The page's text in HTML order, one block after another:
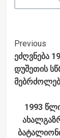
Post
Previous
ეძღვნება
დუშეთის
1993